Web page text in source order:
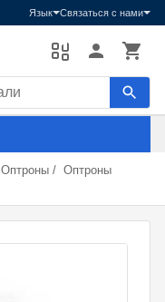
Язык Связаться с нами
Оптроны / Оптроны